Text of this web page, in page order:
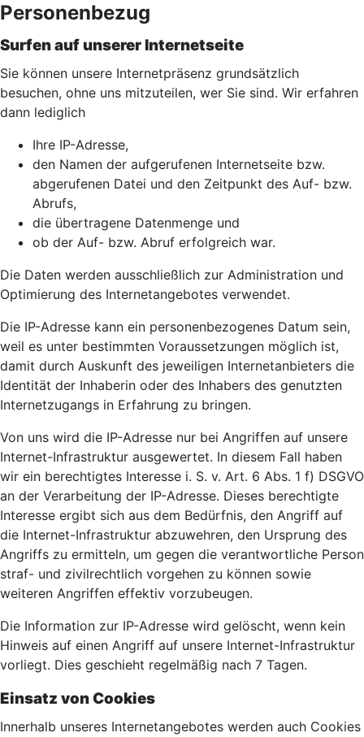
Personenbezug
Surfen auf unserer Internetseite
Sie können unsere Internetpräsenz grundsätzlich
besuchen, ohne uns mitzuteilen, wer Sie sind. Wir erfahren
dann lediglich
Ihre IP-Adresse,
den Namen der aufgerufenen Internetseite bzw.
abgerufenen Datei und den Zeitpunkt des Auf- bzw.
Abrufs,
die übertragene Datenmenge und
ob der Auf- bzw. Abruf erfolgreich war.
Die Daten werden ausschließlich zur Administration und
Optimierung des Internetangebotes verwendet.
Die IP-Adresse kann ein personenbezogenes Datum sein,
weil es unter bestimmten Voraussetzungen möglich ist,
damit durch Auskunft des jeweiligen Internetanbieters die
Identität der Inhaberin oder des Inhabers des genutzten
Internetzugangs in Erfahrung zu bringen.
Von uns wird die IP-Adresse nur bei Angriffen auf unsere
Internet-Infrastruktur ausgewertet. In diesem Fall haben
wir ein berechtigtes Interesse i. S. v. Art. 6 Abs. 1 f) DSGVO
an der Verarbeitung der IP-Adresse. Dieses berechtigte
Interesse ergibt sich aus dem Bedürfnis, den Angriff auf
die Internet-Infrastruktur abzuwehren, den Ursprung des
Angriffs zu ermitteln, um gegen die verantwortliche Person
straf- und zivilrechtlich vorgehen zu können sowie
weiteren Angriffen effektiv vorzubeugen.
Die Information zur IP-Adresse wird gelöscht, wenn kein
Hinweis auf einen Angriff auf unsere Internet-Infrastruktur
vorliegt. Dies geschieht regelmäßig nach 7 Tagen.
Einsatz von Cookies
Innerhalb unseres Internetangebotes werden auch Cookies